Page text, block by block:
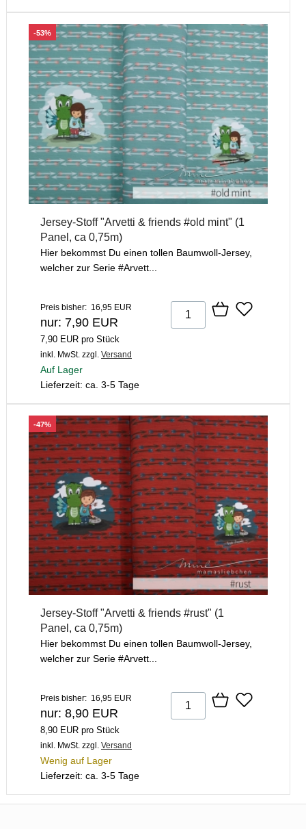
-53%
Jersey-Stoff "Arvetti & friends #old mint" (1
Panel, ca 0,75m)
Hier bekommst Du einen tollen Baumwoll-Jersey,
welcher zur Serie #Arvett...
Preis bisher: 16,95 EUR
nur: 7,90 EUR
7,90 EUR pro Stück
inkl. MwSt. zzgl. Versand
Auf Lager
Lieferzeit: ca. 3-5 Tage
-47%
Jersey-Stoff "Arvetti & friends #rust" (1
Panel, ca 0,75m)
Hier bekommst Du einen tollen Baumwoll-Jersey,
welcher zur Serie #Arvett...
Preis bisher: 16,95 EUR
nur: 8,90 EUR
8,90 EUR pro Stück
inkl. MwSt. zzgl. Versand
Wenig auf Lager
Lieferzeit: ca. 3-5 Tage